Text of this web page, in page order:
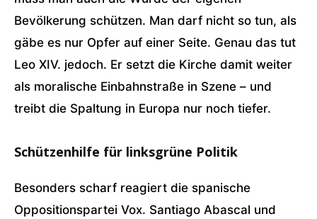
Bevölkerung schützen. Man darf nicht so tun, als
gäbe es nur Opfer auf einer Seite. Genau das tut
Leo XIV. jedoch. Er setzt die Kirche damit weiter
als moralische Einbahnstraße in Szene – und
treibt die Spaltung in Europa nur noch tiefer.
Schützenhilfe für linksgrüne Politik
Besonders scharf reagiert die spanische
Oppositionspartei Vox. Santiago Abascal und